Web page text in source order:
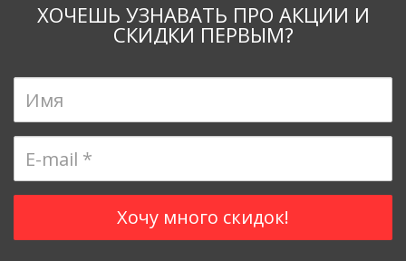
ХОЧЕШЬ УЗНАВАТЬ ПРО АКЦИИ И
СКИДКИ ПЕРВЫМ?